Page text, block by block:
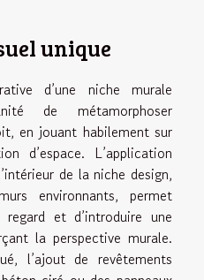
unique
d’une niche murale
de métamorphoser
en jouant habilement sur
d’espace. L’application
de la niche design,
environnants, permet
et d’introduire une
la perspective murale.
l’ajout de revêtements